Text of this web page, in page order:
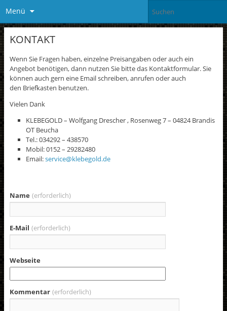
Menü
KONTAKT
Wenn Sie Fragen haben, einzelne Preisangaben oder auch ein
Angebot benötigen, dann nutzen Sie bitte das Kontaktformular. Sie
können auch gern eine Email schreiben, anrufen oder auch
den Briefkasten benutzen.
Vielen Dank
KLEBEGOLD – Wolfgang Drescher , Rosenweg 7 – 04824 Brandis
OT Beucha
Tel.: 034292 – 438570
Mobil: 0152 – 29282480
Email:service@klebegold.de
Name (erforderlich)
E-Mail (erforderlich)
Webseite
Kommentar (erforderlich)